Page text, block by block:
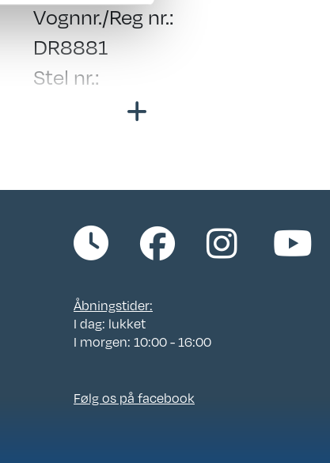
Vognnr./Reg nr.:
DR8881
Stel nr.:
WHB24H49L0F930855
Bredde i cm.: 250
Garanti: Købeloven
Kan ses i butik: Klar til
Placeringsadresse:
Hinshøj Caravan
Sovepladser: 4
Åbningstider:
I dag: lukket
I morgen: 10:00 - 16:00
Følg os på facebook